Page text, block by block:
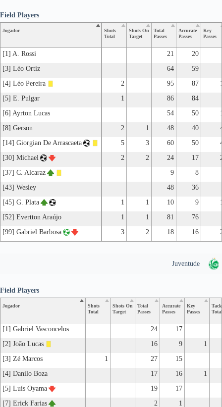
Jogador
Shots
Total
Shots On
Target
Total
Passes
Accurate
Passes
Key
Passes
[1] A. Rossi 21
20
[3] Léo Ortiz
64
59
[4] Léo Pereira
2 95 87
[5] E. Pulgar
1 86
84
[6] Ayrton Lucas
54 50
[8] Gerson
2 1 48 40
[14] Giorgian De Arrascaeta
5 3 60 50
[30] Michael
2 2 24 17
[37] C. Alcaraz
9
8
[43] Wesley
48
36
[45] G. Plata
1 1 10 9
[52] Evertton Araújo
1 1 81
76
[99] Gabriel Barbosa
3 2 18 16
Field Players
Juventude
Jogador
Shots
Total
Shots On
Target
Total
Passes
Accurate
Passes
Key
Passes
Total
[1] Gabriel Vasconcelos 24
17
[2] João Lucas
16 9
1
[3] Zé Marcos
1 27
15
[4] Danilo Boza
17 16
1
[5] Luís Oyama
19
17
[7] Erick Farias
2 1
Field Players